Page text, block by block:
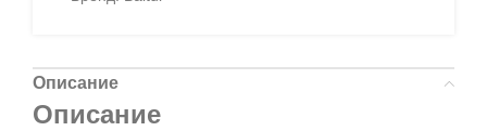
Описание
Описание